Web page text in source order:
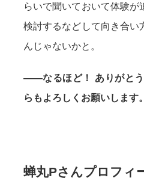
らいで聞いておいて体験が
検討するなどして向き合い
んじゃないかと。
——なるほど！ ありがと
らもよろしくお願いします。
蝉丸Pさんプロフィ